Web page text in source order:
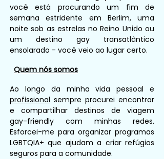
você está procurando um fim de
semana estridente em Berlim, uma
noite sob as estrelas no Reino Unido ou
um destino gay transatlântico
ensolarado - você veio ao lugar certo.
Quem nós somos
Ao longo da minha vida pessoal e
profissional sempre procurei encontrar
e compartilhar destinos de viagem
gay-friendly com minhas redes.
Esforcei-me para organizar programas
LGBTQIA+ que ajudam a criar refúgios
seguros para a comunidade.